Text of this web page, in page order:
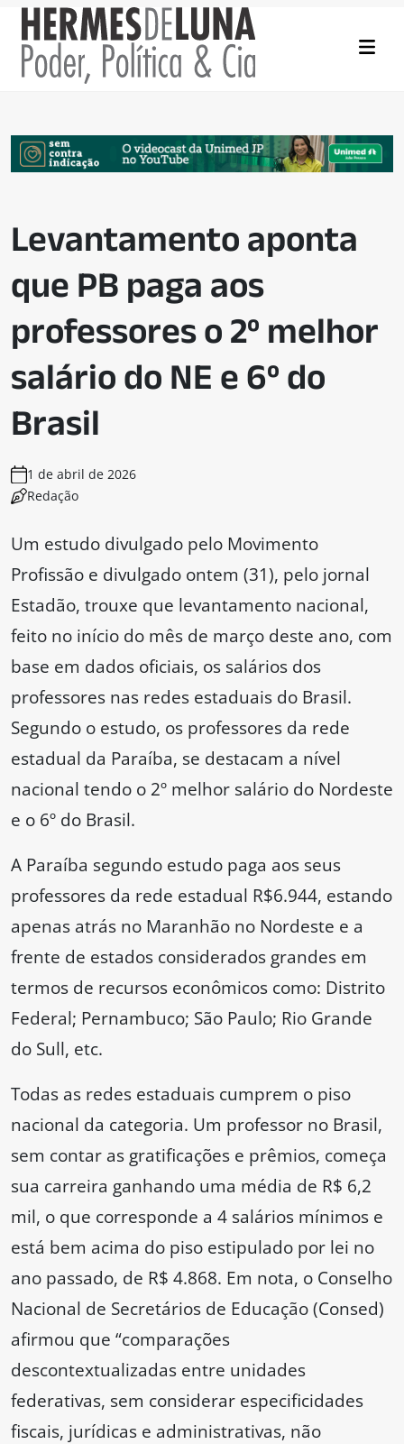
Levantamento aponta
que PB paga aos
professores o 2º melhor
salário do NE e 6º do
Brasil
1 de abril de 2026
Redação
Um estudo divulgado pelo Movimento
Profissão e divulgado ontem (31), pelo jornal
Estadão, trouxe que levantamento nacional,
feito no início do mês de março deste ano, com
base em dados oficiais, os salários dos
professores nas redes estaduais do Brasil.
Segundo o estudo, os professores da rede
estadual da Paraíba, se destacam a nível
nacional tendo o 2º melhor salário do Nordeste
e o 6º do Brasil.
A Paraíba segundo estudo paga aos seus
professores da rede estadual R$6.944, estando
apenas atrás no Maranhão no Nordeste e a
frente de estados considerados grandes em
termos de recursos econômicos como: Distrito
Federal; Pernambuco; São Paulo; Rio Grande
do Sull, etc.
Todas as redes estaduais cumprem o piso
nacional da categoria. Um professor no Brasil,
sem contar as gratificações e prêmios, começa
sua carreira ganhando uma média de R$ 6,2
mil, o que corresponde a 4 salários mínimos e
está bem acima do piso estipulado por lei no
ano passado, de R$ 4.868. Em nota, o Conselho
Nacional de Secretários de Educação (Consed)
afirmou que “comparações
descontextualizadas entre unidades
federativas, sem considerar especificidades
fiscais, jurídicas e administrativas, não